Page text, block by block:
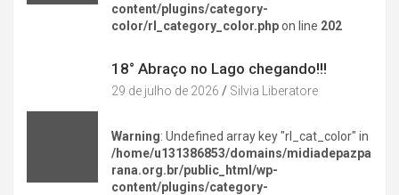
content/plugins/category-
color/rl_category_color.phpon line 202
18° Abraço no Lago chegando!!!
29 de julho de 2026 Silvia Liberatore
Warning: Undefined array key "rl_cat_color" in
/home/u131386853/domains/midiadepazpa
rana.org.br/public_html/wp-
content/plugins/category-